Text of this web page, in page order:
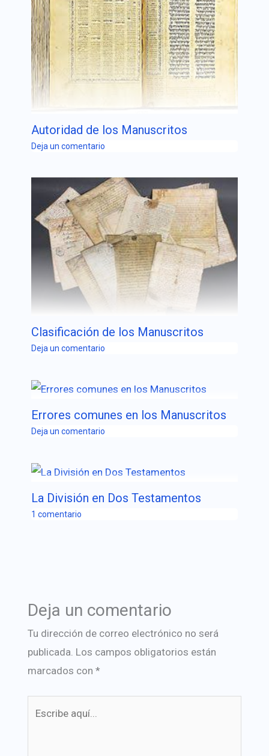
Autoridad de los Manuscritos
Deja un comentario
Clasificación de los Manuscritos
Deja un comentario
Errores comunes en los Manuscritos
Deja un comentario
La División en Dos Testamentos
1 comentario
Deja un comentario
Tu dirección de correo electrónico no será
publicada. Los campos obligatorios están
marcados con *